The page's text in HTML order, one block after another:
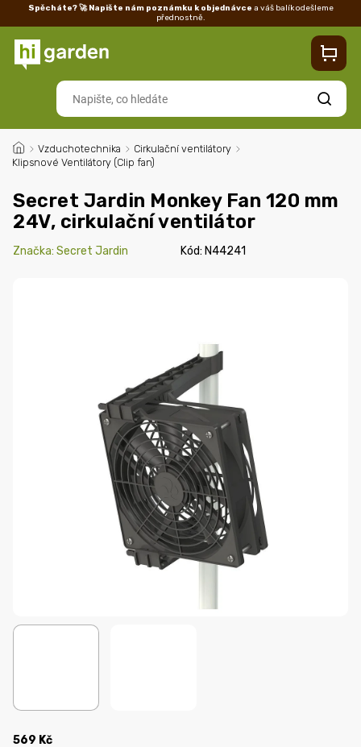
Spěcháte? 🚀 Napište nám poznámku k objednávce a váš balík odešleme
přednostně.
Vrácení/reklamace
Hledat
/ Vzduchotechnika / Cirkulační ventilátory /
Klipsnové Ventilátory (Clip fan)
Secret Jardin Monkey Fan 120 mm
24V, cirkulační ventilátor
Kód: N44241
Značka: Secret Jardin
569 Kč